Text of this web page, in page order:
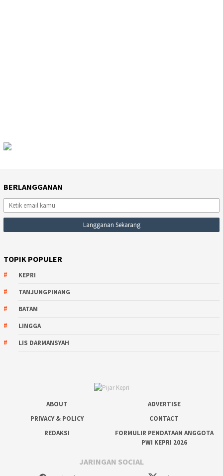
BERLANGGANAN
TOPIK POPULER
KEPRI
TANJUNGPINANG
BATAM
LINGGA
LIS DARMANSYAH
ABOUT
ADVERTISE
PRIVACY & POLICY
CONTACT
REDAKSI
FORMULIR PENDATAAN ANGGOTA
PWI KEPRI 2026
JARINGAN SOCIAL